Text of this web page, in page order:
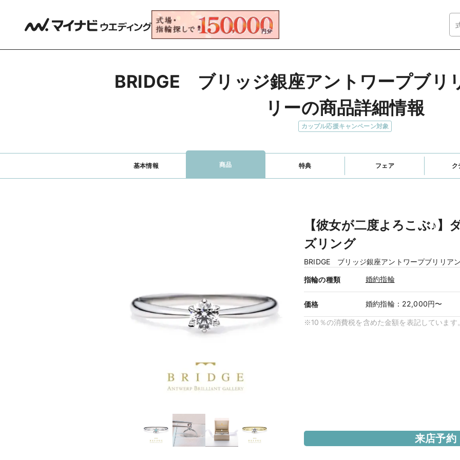
BRIDGE　ブリッジ銀座アントワープブリ
リーの商品詳細情報
カップル応援キャンペーン対象
基本情報 商品 特典 フェア ク
【彼女が二度よろこぶ♪】
ズリング
BRIDGE ブリッジ銀座アントワープブリリア
指輪の種類 婚約指輪
価格 婚約指輪 ： 22,000円〜
※10％の消費税を含めた金額を表記しています。
来店予約